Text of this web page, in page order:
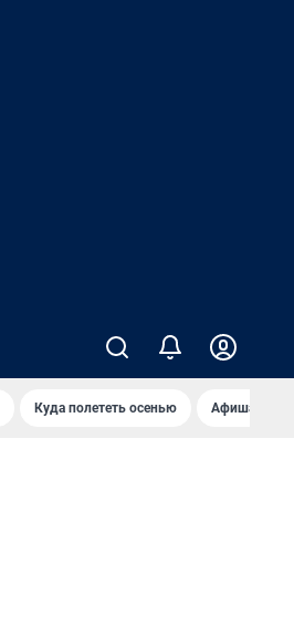
Куда полететь осенью Афиша на